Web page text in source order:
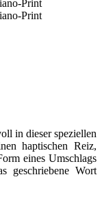
Print
Print
in dieser speziellen
haptischen Reiz,
eines Umschlags
geschriebene Wort